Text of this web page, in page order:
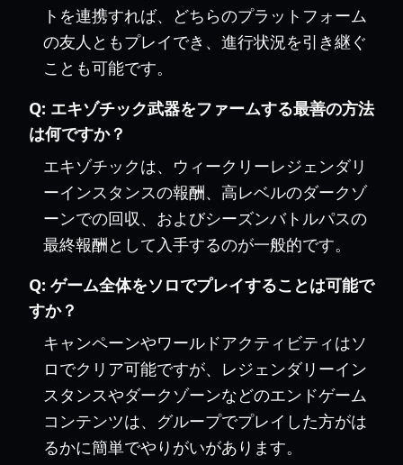
トを連携すれば、どちらのプラットフォーム
の友人ともプレイでき、進行状況を引き継ぐ
ことも可能です。
Q: エキゾチック武器をファームする最善の方法
は何ですか？
エキゾチックは、ウィークリーレジェンダリ
ーインスタンスの報酬、高レベルのダークゾ
ーンでの回収、およびシーズンバトルパスの
最終報酬として入手するのが一般的です。
Q: ゲーム全体をソロでプレイすることは可能で
すか？
キャンペーンやワールドアクティビティはソ
ロでクリア可能ですが、レジェンダリーイン
スタンスやダークゾーンなどのエンドゲーム
コンテンツは、グループでプレイした方がは
るかに簡単でやりがいがあります。